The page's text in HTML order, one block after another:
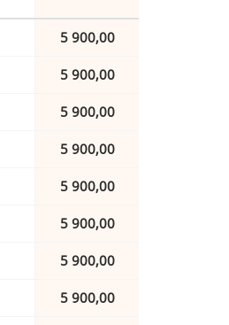
5 900,00
5 900,00
5 900,00
5 900,00
5 900,00
5 900,00
5 900,00
5 900,00